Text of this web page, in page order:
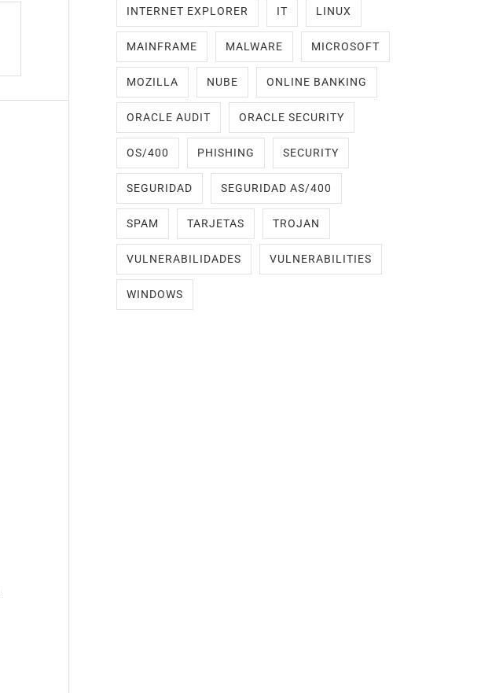
INTERNET EXPLORER IT LINUX
MAINFRAME MALWARE MICROSOFT
MOZILLA NUBE ONLINE BANKING
ORACLE AUDIT ORACLE SECURITY
OS/400 PHISHING SECURITY
SEGURIDAD SEGURIDAD AS/400
SPAM TARJETAS TROJAN
VULNERABILIDADES VULNERABILITIES
WINDOWS